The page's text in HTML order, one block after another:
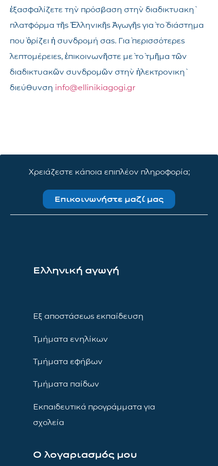
ἐξασφαλίζετε τὴν πρόσβαση στὴν διαδικτυακὴ
πλατφόρμα τῆς Ἑλληνικῆς Ἀγωγῆς γιὰ τὸ διάστημα
ποὺ ὁρίζει ἡ συνδρομή σας. Γιὰ περισσότερες
λεπτομέρειες, ἐπικοινωνῆστε μὲ τὸ τμῆμα τῶν
διαδικτυακῶν συνδρομῶν στὴν ἠλεκτρονικὴ
διεύθυνση info@ellinikiagogi.gr
Χρειάζεστε κάποια επιπλέον πληροφορία;
Επικοινωνήστε μαζί μας
Ελληνική αγωγή
Εξ αποστάσεως εκπαίδευση
Τμήματα ενηλίκων
Τμήματα εφήβων
Τμήματα παίδων
Εκπαιδευτικά προγράμματα για
σχολεία
Ο λογαριασμός μου